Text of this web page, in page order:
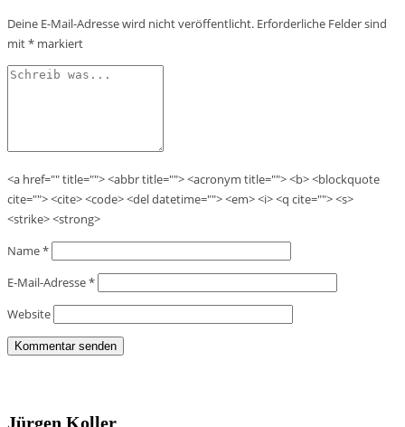
Deine E-Mail-Adresse wird nicht veröffentlicht. Erforderliche Felder sind
mit* markiert
<a href="" title=""> <abbr title=""> <acronym title=""> <b> <blockquote
cite=""> <cite> <code> <del datetime=""> <em> <i> <q cite=""> <s>
<strike> <strong>
Name*
E-Mail-Adresse*
Website
Jürgen Koller